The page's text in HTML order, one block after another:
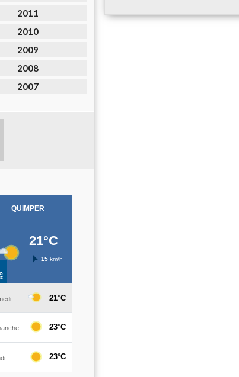
2011
2010
2009
2008
2007